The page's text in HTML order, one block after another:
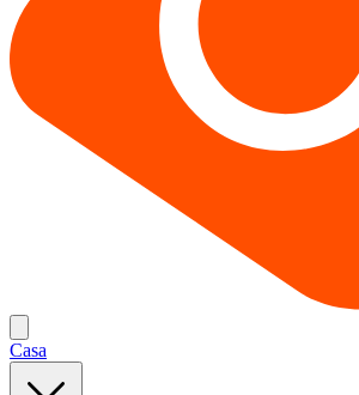
Casa